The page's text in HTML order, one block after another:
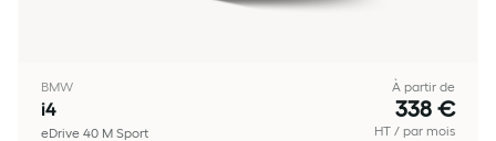
BMW
i4
eDrive 40 M Sport
À partir de
338 €
HT / par mois